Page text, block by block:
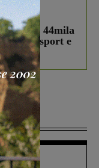
oltre 44mila
per lo sport e